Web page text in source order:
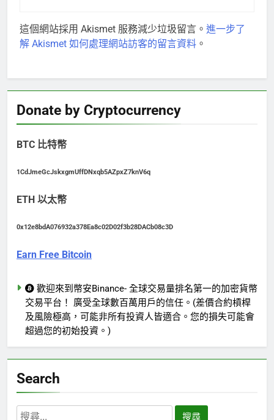
這個網站採用 Akismet 服務減少垃圾留言。 進一步了
解 Akismet 如何處理網站訪客的留言資料 。
Donate by Cryptocurrency
BTC 比特幣
1CdJmeGcJskxgmUffDNxqb5AZpxZ7knV6q
ETH 以太幣
0x12e8bdA076932a378Ea8c02D02f3b28DACb08c3D
Earn Free Bitcoin
歡迎來到幣安Binance- 全球交易量排名第一的加密貨幣
交易平台！ 廣受全球數百萬用戶的信任。(差價合約槓桿
及風險極高，可能非所有投資人皆適合。您的損失可能會
超過您的初始投資。)
Search
搜